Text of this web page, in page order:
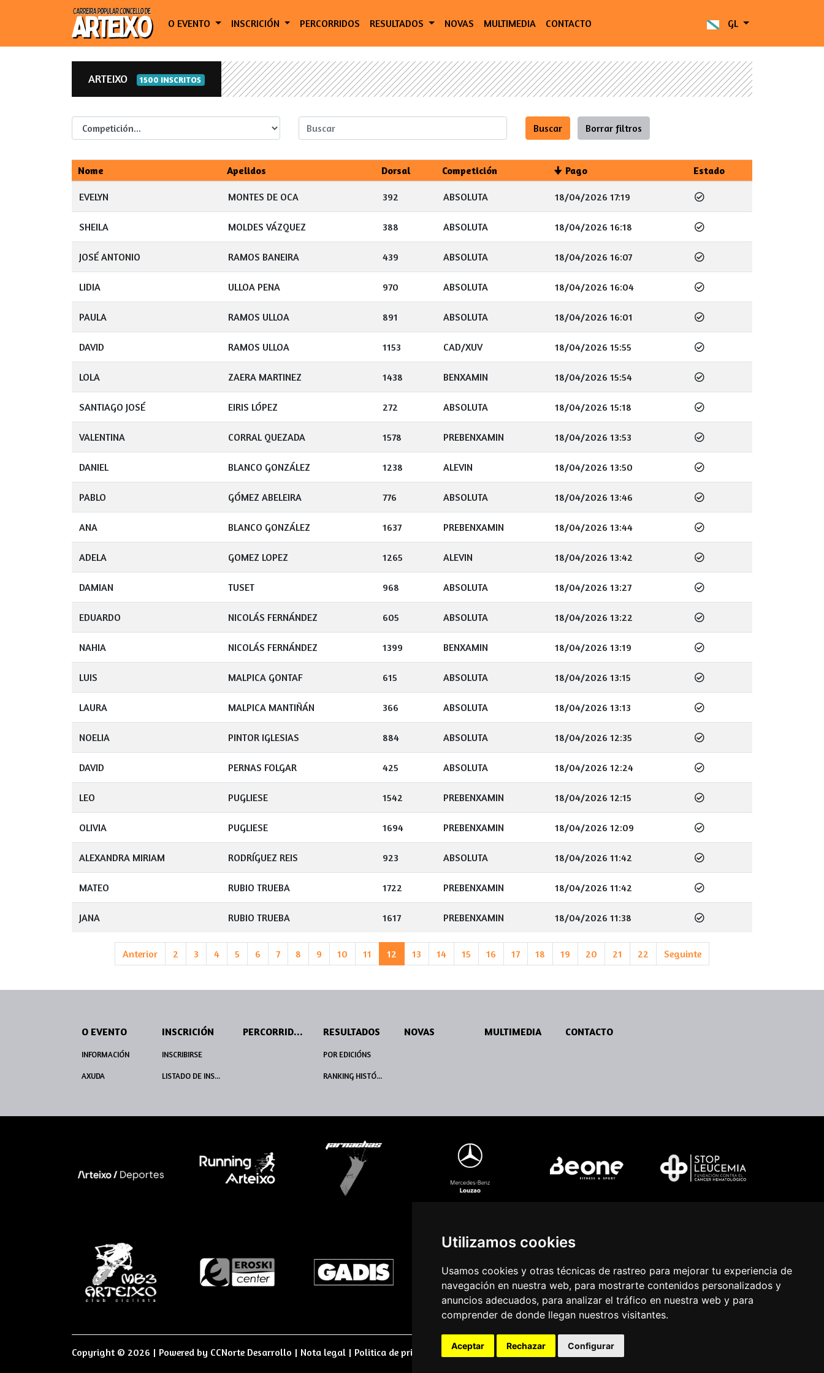
Utilizamos cookies
Usamos cookies y otras técnicas de rastreo para mejorar tu experiencia de
navegación en nuestra web, para mostrarte contenidos personalizados y
anuncios adecuados, para analizar el tráfico en nuestra web y para
comprender de donde llegan nuestros visitantes.
Aceptar Rechazar Configurar
O EVENTO INSCRICIÓN PERCORRIDOS RESULTADOS NOVAS MULTIMEDIA CONTACTO GL
ARTEIXO 1500 INSCRITOS
Competicion
Nome Apelidos Dorsal Competición Pago Estado
EVELYN MONTES DE OCA 392 ABSOLUTA 18/04/2026 17:19
SHEILA MOLDES VÁZQUEZ 388 ABSOLUTA 18/04/2026 16:18
JOSÉ ANTONIO RAMOS BANEIRA 439 ABSOLUTA 18/04/2026 16:07
LIDIA ULLOA PENA 970 ABSOLUTA 18/04/2026 16:04
PAULA RAMOS ULLOA 891 ABSOLUTA 18/04/2026 16:01
DAVID RAMOS ULLOA 1153 CAD/XUV 18/04/2026 15:55
LOLA ZAERA MARTINEZ 1438 BENXAMIN 18/04/2026 15:54
SANTIAGO JOSÉ EIRIS LÓPEZ 272 ABSOLUTA 18/04/2026 15:18
VALENTINA CORRAL QUEZADA 1578 PREBENXAMIN 18/04/2026 13:53
DANIEL BLANCO GONZÁLEZ 1238 ALEVIN 18/04/2026 13:50
PABLO GÓMEZ ABELEIRA 776 ABSOLUTA 18/04/2026 13:46
ANA BLANCO GONZÁLEZ 1637 PREBENXAMIN 18/04/2026 13:44
ADELA GOMEZ LOPEZ 1265 ALEVIN 18/04/2026 13:42
DAMIAN TUSET 968 ABSOLUTA 18/04/2026 13:27
EDUARDO NICOLÁS FERNÁNDEZ 605 ABSOLUTA 18/04/2026 13:22
NAHIA NICOLÁS FERNÁNDEZ 1399 BENXAMIN 18/04/2026 13:19
LUIS MALPICA GONTAF 615 ABSOLUTA 18/04/2026 13:15
LAURA MALPICA MANTIÑÁN 366 ABSOLUTA 18/04/2026 13:13
NOELIA PINTOR IGLESIAS 884 ABSOLUTA 18/04/2026 12:35
DAVID PERNAS FOLGAR 425 ABSOLUTA 18/04/2026 12:24
LEO PUGLIESE 1542 PREBENXAMIN 18/04/2026 12:15
OLIVIA PUGLIESE 1694 PREBENXAMIN 18/04/2026 12:09
ALEXANDRA MIRIAM RODRÍGUEZ REIS 923 ABSOLUTA 18/04/2026 11:42
MATEO RUBIO TRUEBA 1722 PREBENXAMIN 18/04/2026 11:42
JANA RUBIO TRUEBA 1617 PREBENXAMIN 18/04/2026 11:38
Anterior 2 3 4 5 6 7 8 9 10 11 12 13 14 15 16 17 18 19 20 21 22 Seguinte
O EVENTO
INFORMACIÓN
AXUDA
INSCRICIÓN
INSCRIBIRSE
LISTADO DE INSCRITOS
PERCORRIDOS RESULTADOS
POR EDICIÓNS
RANKING HISTÓRICO
NOVAS MULTIMEDIA CONTACTO
Copyright © 2026 | Powered by CCNorte Desarrollo | Nota legal | Politica de privacidade